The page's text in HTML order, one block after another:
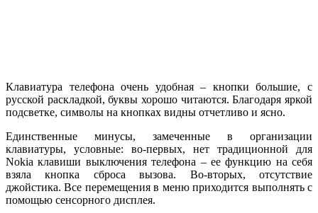
Клавиатура телефона очень удобная – кнопки большие, с
русской раскладкой, буквы хорошо читаются. Благодаря яркой
подсветке, символы на кнопках видны отчетливо и ясно.
Единственные минусы, замеченные в организации
клавиатуры, условные: во-первых, нет традиционной для
Nokia клавиши выключения телефона – ее функцию на себя
взяла кнопка сброса вызова. Во-вторых, отсутствие
джойстика. Все перемещения в меню приходится выполнять с
помощью сенсорного дисплея.